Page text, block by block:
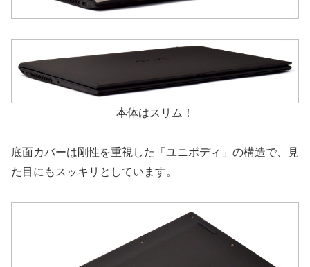
本体はスリム！
底面カバーは剛性を重視した「ユニボディ」の構造で、見
た目にもスッキリとしています。